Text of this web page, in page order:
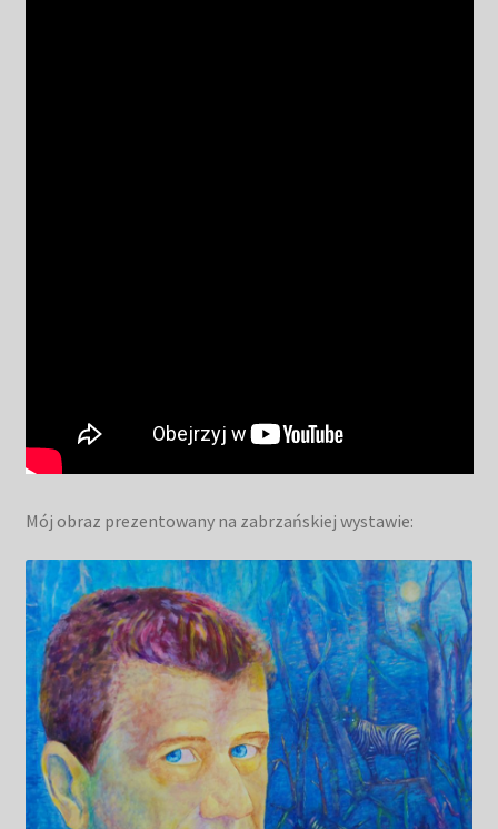
Mój obraz prezentowany na zabrzańskiej wystawie: